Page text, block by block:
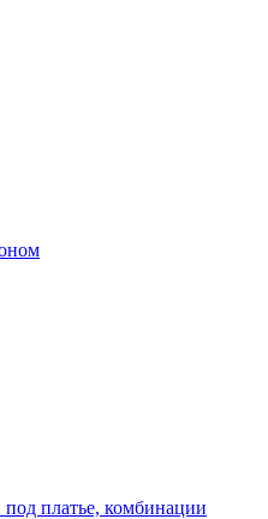
платье, комбинации